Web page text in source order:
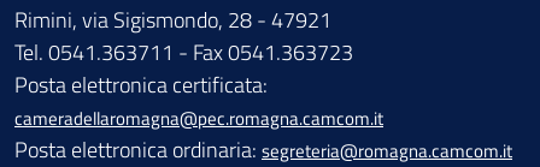
Rimini, via Sigismondo, 28 - 47921
Tel. 0541.363711 - Fax 0541.363723
Posta elettronica certificata:
cameradellaromagna@pec.romagna.camcom.it
Posta elettronica ordinaria: segreteria@romagna.camcom.it